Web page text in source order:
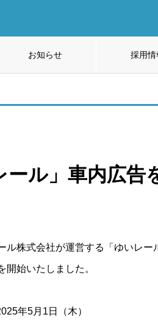
お知らせ 採用情
ール」車内広告
ル株式会社が運営する「ゆいレ
開始いたしました。
年5月1日（木）